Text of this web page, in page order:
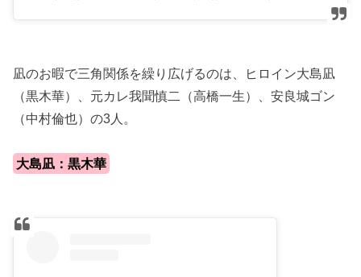
凪のお暇で三角関係を繰り広げるのは、ヒロイン大島凪
（黒木華）、元カレ我聞慎二（高橋一生）、安良城ゴン
（中村倫也）の3人。
大島凪：黒木華